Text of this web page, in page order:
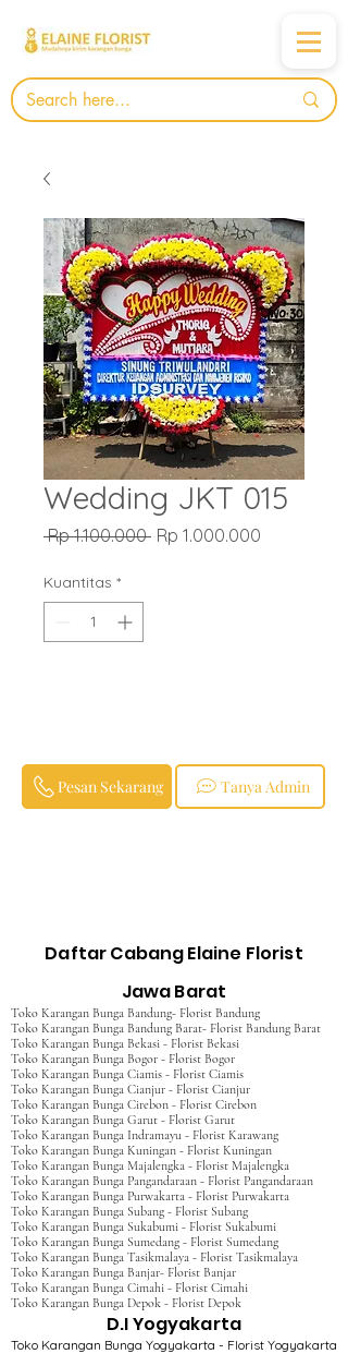
Wedding JKT 015
Rp 1.100.000 Harga
Rp 1.000.000
Kuantitas *
Tanya Admin
Pesan Sekarang
Daftar Cabang Elaine Florist
Jawa Barat
Toko Karangan Bunga Bandung- Florist Bandung
Toko Karangan Bunga Bandung Barat- Florist Bandung Barat
Toko Karangan Bunga Bekasi - Florist Bekasi
Toko Karangan Bunga Bogor - Florist Bogor
Toko Karangan Bunga Ciamis - Florist Ciamis
Toko Karangan Bunga Cianjur - Florist Cianjur
Toko Karangan Bunga Cirebon - Florist Cirebon
Toko Karangan Bunga Garut - Florist Garut
Toko Karangan Bunga Indramayu - Florist Karawang
Toko Karangan Bunga Kuningan - Florist Kuningan
Toko Karangan Bunga Majalengka - Florist Majalengka
Toko Karangan Bunga Pangandaraan - Florist Pangandaraan
Toko Karangan Bunga Purwakarta - Florist Purwakarta
Toko Karangan Bunga Subang - Florist Subang
Toko Karangan Bunga Sukabumi - Florist Sukabumi
Toko Karangan Bunga Sumedang - Florist Sumedang
Toko Karangan Bunga Tasikmalaya - Florist Tasikmalaya
Toko Karangan Bunga Banjar- Florist Banjar
Toko Karangan Bunga Cimahi - Florist Cimahi
Toko Karangan Bunga Depok - Florist Depok
D.I Yogyakarta
Toko Karangan Bunga Yogyakarta - Florist Yogyakarta